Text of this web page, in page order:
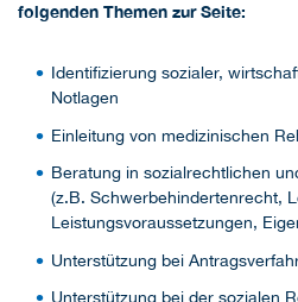
folgenden Themen zur Seite:
Identifizierung sozialer,
Notlagen
Einleitung von medizinischen
Beratung in sozialrechtlichen
(z.B. Schwerbehindertenrecht,
Leistungsvoraussetzungen,
Unterstützung bei
Unterstützung bei der sozialen